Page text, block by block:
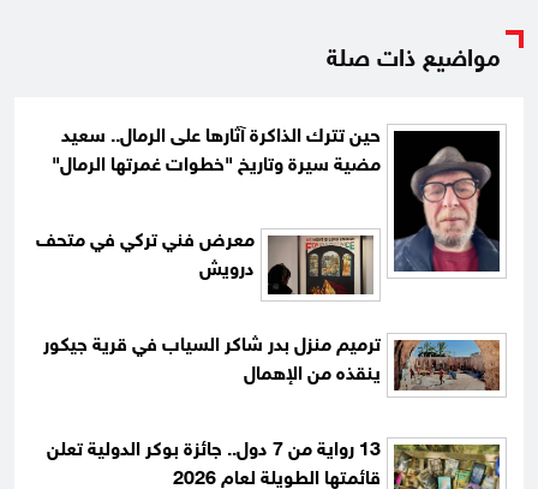
مواضيع ذات صلة
حين تترك الذاكرة آثارها على الرمال.. سعيد
مضية سيرة وتاريخ "خطوات غمرتها الرمال"
معرض فني تركي في متحف
درويش
ترميم منزل بدر شاكر السياب في قرية جيكور
ينقذه من الإهمال
13 رواية من 7 دول.. جائزة بوكر الدولية تعلن
قائمتها الطويلة لعام 2026